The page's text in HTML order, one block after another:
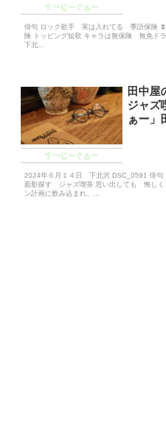
すーじーぐぁー
俳句 ロック歌手 実は入れてる 季語保険
険 トッピング短歌 キャラは無保険 無免
下北...
すーじーぐぁー
田中屋
ジャズ
ぁー」
2024年６月１４日 下北沢 DSC_0591 俳句
面影探す ジャズ喫茶 思い出しても 悔しく
ン計画に飲み込まれ、...